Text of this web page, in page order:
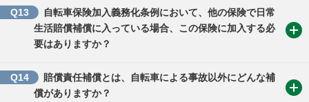
Q13
自転車保険加入義務化条例において、他の保険で日常
生活賠償補償に入っている場合、この保険に加入する必
要はありますか？
Q14
賠償責任補償とは、自転車による事故以外にどんな補
償がありますか？